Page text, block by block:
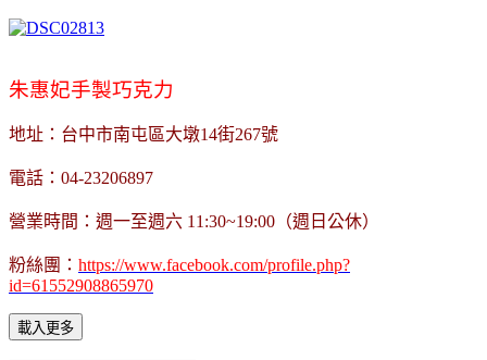
朱惠妃手製巧克力
地址：台中市南屯區大墩14街267號
電話：04-23206897
營業時間：週一至週六 11:30~19:00（週日公休）
粉絲團： https://www.facebook.com/profile.php?
id=61552908865970
載入更多